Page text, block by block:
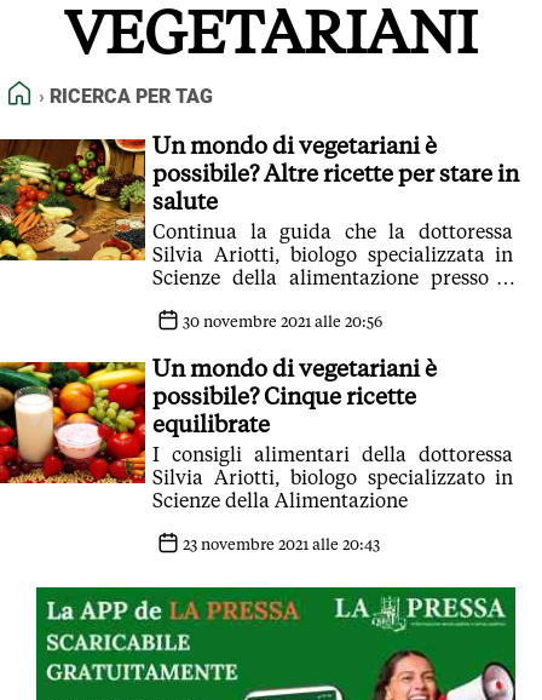
FEED RSS
NORMATIVE DEONTOLOGICHE
TERMINI e CONDIZIONI
VEGETARIANI
HOME
RICERCA PER TAG
Un mondo di vegetariani è
possibile? Altre ricette per stare in
salute
Continua la guida che la dottoressa
Silvia Ariotti, biologo specializzata in
Scienze della alimentazione presso il
30 novembre 2021 alle 20:56
Un mondo di vegetariani è
possibile? Cinque ricette
equilibrate
I consigli alimentari della dottoressa
Silvia Ariotti, biologo specializzato in
Scienze della Alimentazione
23 novembre 2021 alle 20:43